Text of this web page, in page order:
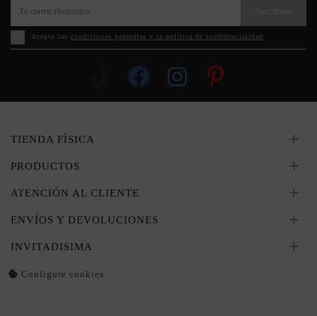
Acepto las condiciones generales y la política de confidencialidad
TIENDA FÍSICA
PRODUCTOS
ATENCIÓN AL CLIENTE
ENVÍOS Y DEVOLUCIONES
INVITADISIMA
Configure cookies